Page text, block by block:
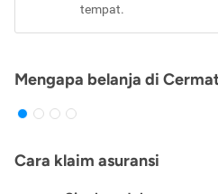
tempat.
Mengapa belanja di
Cara klaim asuransi